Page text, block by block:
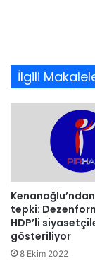
İlgili
Kenanoğlu’ndan
tepki:
HDP’li
gösteriliyor
8 Ekim 2022